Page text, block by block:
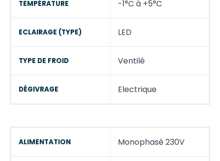
TEMPÉRATURE -1°C à +5°C
ECLAIRAGE (TYPE) LED
TYPE DE FROID Ventilé
DÉGIVRAGE Electrique
ALIMENTATION Monophasé 230V